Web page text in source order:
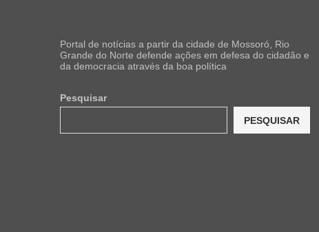
Portal de notícias a partir da cidade de Mossoró, Rio
Grande do Norte defende ações em defesa do cidadão e
da democracia através da boa política
Pesquisar
PESQUISAR